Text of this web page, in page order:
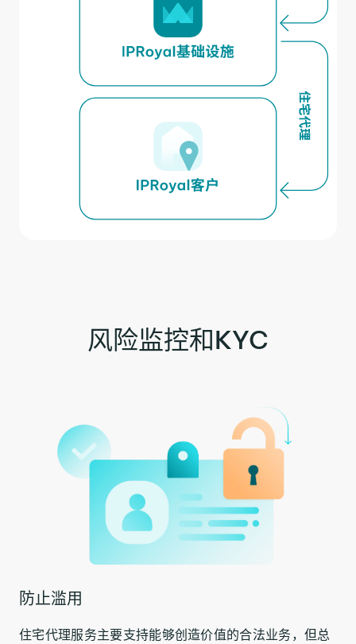
风险监控和KYC
防止滥用
住宅代理服务主要支持能够创造价值的合法业务，但总